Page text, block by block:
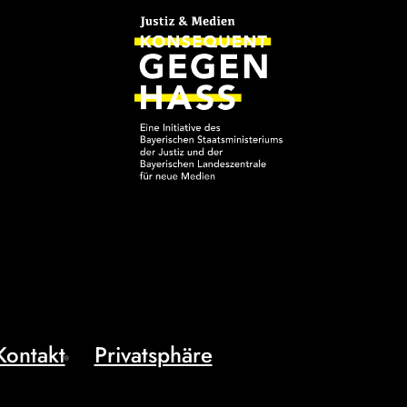
Privatsphäre